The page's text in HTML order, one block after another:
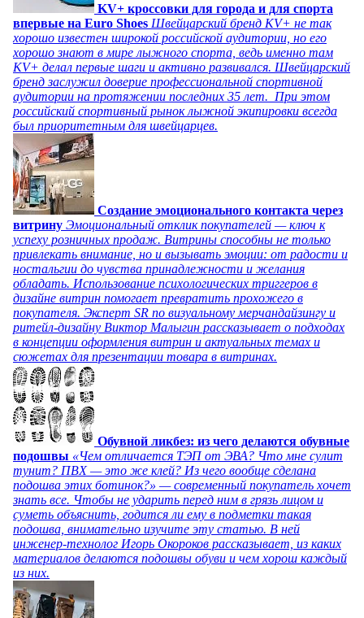
KV+ кроссовки для города и для спорта
впервые на Euro Shoes Швейцарский бренд KV+ не так
хорошо известен широкой российской аудитории, но его
хорошо знают в мире лыжного спорта, ведь именно там
KV+ делал первые шаги и активно развивался. Швейцарский
бренд заслужил доверие профессиональной спортивной
аудитории на протяжении последних 35 лет. При этом
российский спортивный рынок лыжной экипировки всегда
был приоритетным для швейцарцев.
Создание эмоционального контакта через
витрину Эмоциональный отклик покупателей — ключ к
успеху розничных продаж. Витрины способны не только
привлекать внимание, но и вызывать эмоции: от радости и
ностальгии до чувства принадлежности и желания
обладать. Использование психологических триггеров в
дизайне витрин помогает превратить прохожего в
покупателя. Эксперт SR по визуальному мерчандайзингу и
ритейл-дизайну Виктор Малыгин рассказывает о подходах
в концепции оформления витрин и актуальных темах и
сюжетах для презентации товара в витринах.
Обувной ликбез: из чего делаются обувные
подошвы «Чем отличается ТЭП от ЭВА? Что мне сулит
тунит? ПВХ — это же клей? Из чего вообще сделана
подошва этих ботинок?» — современный покупатель хочет
знать все. Чтобы не ударить перед ним в грязь лицом и
суметь объяснить, годится ли ему в подметки такая
подошва, внимательно изучите эту статью. В ней
инженер-технолог Игорь Окороков рассказывает, из каких
материалов делаются подошвы обуви и чем хорош каждый
из них.